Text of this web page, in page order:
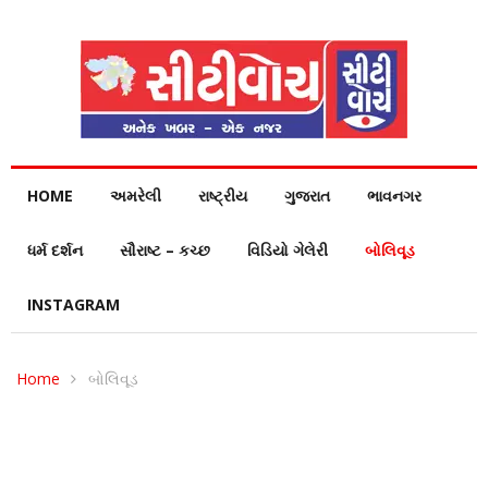
HOME અમરેલી રાષ્ટ્રીય ગુજરાત ભાવનગર
ધર્મ દર્શન સૌરાષ્ટ – કચ્છ વિડિયો ગેલેરી બોલિવૂડ
INSTAGRAM
Home બોલિવૂડ